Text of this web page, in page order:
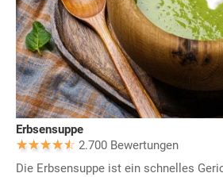
Erbsensuppe
2.700 Bewertungen
Die Erbsensuppe ist ein schnelles